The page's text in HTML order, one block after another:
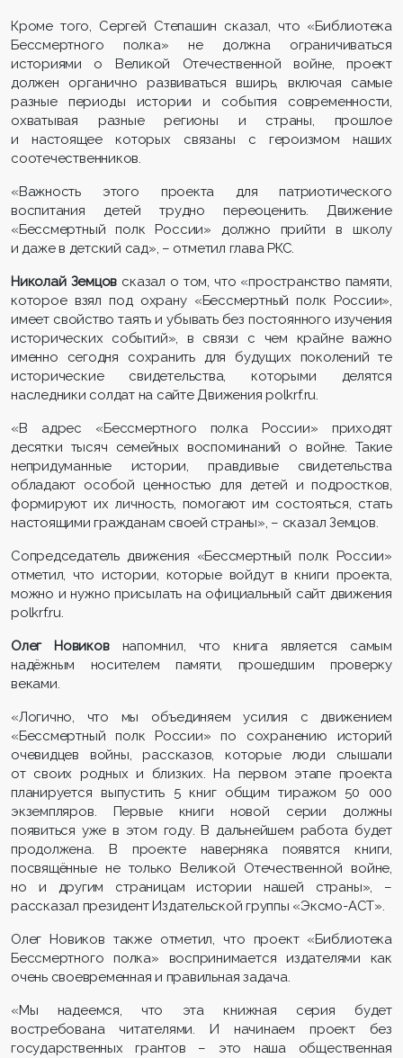
Кроме того, Сергей Степашин сказал, что «Библиотека
Бессмертного полка» не должна ограничиваться
историями о Великой Отечественной войне, проект
должен органично развиваться вширь, включая самые
разные периоды истории и события современности,
охватывая разные регионы и страны, прошлое
и настоящее которых связаны с героизмом наших
соотечественников.
«Важность этого проекта для патриотического
воспитания детей трудно переоценить. Движение
«Бессмертный полк России» должно прийти в школу
и даже в детский сад», – отметил глава РКС.
Николай Земцов сказал о том, что «пространство памяти,
которое взял под охрану «Бессмертный полк России»,
имеет свойство таять и убывать без постоянного изучения
исторических событий», в связи с чем крайне важно
именно сегодня сохранить для будущих поколений те
исторические свидетельства, которыми делятся
наследники солдат на сайте Движения polkrf.ru.
«В адрес «Бессмертного полка России» приходят
десятки тысяч семейных воспоминаний о войне. Такие
непридуманные истории, правдивые свидетельства
обладают особой ценностью для детей и подростков,
формируют их личность, помогают им состояться, стать
настоящими гражданам своей страны», – сказал Земцов.
Сопредседатель движения «Бессмертный полк России»
отметил, что истории, которые войдут в книги проекта,
можно и нужно присылать на официальный сайт движения
polkrf.ru.
Олег Новиковнапомнил, что книга является самым
надёжным носителем памяти, прошедшим проверку
веками.
«Логично, что мы объединяем усилия с движением
«Бессмертный полк России» по сохранению историй
очевидцев войны, рассказов, которые люди слышали
от своих родных и близких. На первом этапе проекта
планируется выпустить 5 книг общим тиражом 50 000
экземпляров. Первые книги новой серии должны
появиться уже в этом году. В дальнейшем работа будет
продолжена. В проекте наверняка появятся книги,
посвящённые не только Великой Отечественной войне,
но и другим страницам истории нашей страны», –
рассказал президент Издательской группы «Эксмо-АСТ».
Олег Новиков также отметил, что проект «Библиотека
Бессмертного полка» воспринимается издателями как
очень своевременная и правильная задача.
«Мы надеемся, что эта книжная серия будет
востребована читателями. И начинаем проект без
государственных грантов – это наша общественная